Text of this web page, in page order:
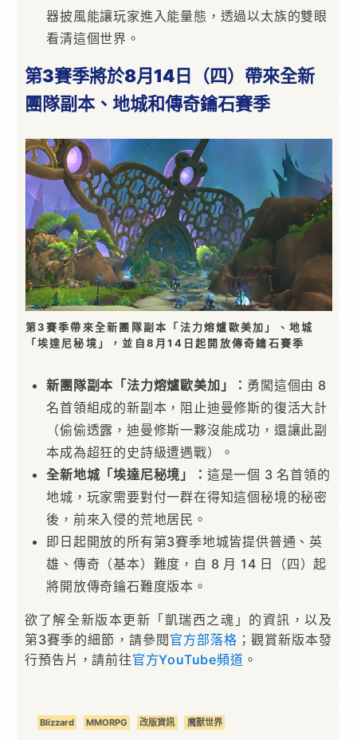
器披風能讓玩家進入能量態，透過以太族的雙眼
看清這個世界。
第3賽季將於8月14日（四）帶來全新
團隊副本、地城和傳奇鑰石賽季
第3賽季帶來全新團隊副本「法力熔爐歐美加」、地城
「埃達尼秘境」，並自8月14日起開放傳奇鑰石賽季
新團隊副本「法力熔爐歐美加」： 勇闖這個由 8
名首領組成的新副本，阻止迪曼修斯的復活大計
（偷偷透露，迪曼修斯一夥沒能成功，還讓此副
本成為超狂的史詩級遭遇戰）。
全新地城「埃達尼秘境」： 這是一個 3 名首領的
地城，玩家需要對付一群在得知這個秘境的秘密
後，前來入侵的荒地居民。
即日起開放的所有第3賽季地城皆提供普通、英
雄、傳奇（基本）難度，自 8 月 14 日（四）起
將開放傳奇鑰石難度版本。
欲了解全新版本更新「凱瑞西之魂」的資訊，以及
第3賽季的細節，請參閱 官方部落格 ；觀賞新版本發
行預告片，請前往官方YouTube頻道 。
Blizzard MMORPG 改版資訊 魔獸世界